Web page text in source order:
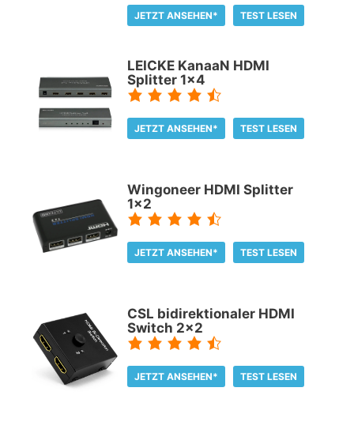
JETZT ANSEHEN* TEST LESEN
LEICKE KanaaN HDMI
Splitter 1x4
JETZT ANSEHEN* TEST LESEN
Wingoneer HDMI Splitter
1x2
JETZT ANSEHEN* TEST LESEN
CSL bidirektionaler HDMI
Switch 2x2
JETZT ANSEHEN* TEST LESEN